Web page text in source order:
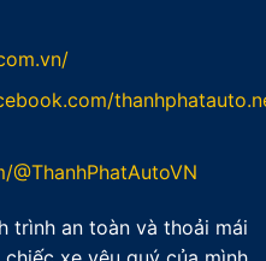
trình an toàn và thoải mái